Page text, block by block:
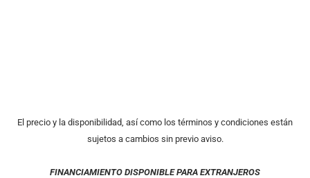
El precio y la disponibilidad, así como los términos y condiciones están
sujetos a cambios sin previo aviso.
FINANCIAMIENTO DISPONIBLE PARA EXTRANJEROS